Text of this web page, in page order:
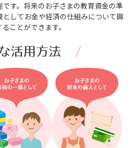
す。将来のお子さまの教育資金の準
してお金や経済の仕組みについて興
ことができます。